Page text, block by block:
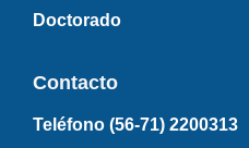
Doctorado
Contacto
Teléfono (56-71) 2200313